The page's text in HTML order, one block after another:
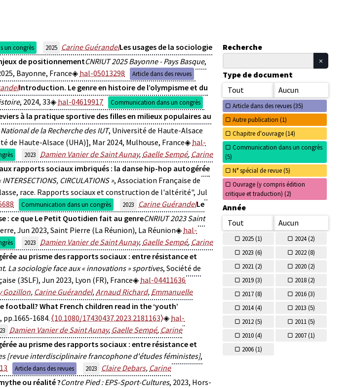
un congrès 2025 Carine GuérandelLes usages de la sociologie
de positionnementCNRIUT 2025 Bayonne - Pays Basque,
Bayonne, France
hal-05013298
Article dans des revues
Introduction. Le genre en histoire de l’olympisme et du
, 2024, 33 hal-04619917
Communication dans un congrès
à la pratique sportive des filles en milieux populaires au
de la Recherche des IUT, Université de Haute-Alsace
de Haute-Alsace (UHA)], Mar 2024, Mulhouse, France
hal-
2023 Damien Vanier de Saint Aunay, Gaelle Sempé, Carine
rapports sociaux imbriqués : la danse hip-hop autogérée
INTERSECTIONS, CIRCULATIONS », Association Française de
race. Rapports sociaux et construction de l'altérité", Jul
Communication dans un congrès 2023 Carine GuérandelLe
: ce que Le Petit Quotidien fait au genreCNRIUT 2023 Saint
Jun 2023, Saint Pierre (La Réunion), La Réunion
hal-
2023 Damien Vanier de Saint Aunay, Gaelle Sempé, Carine
au prisme des rapports sociaux : entre résistance et
La sociologie face aux « innovations » sportives, Société de
(3SLF), Jun 2023, Lyon (FR), France
hal-04411636
Gozillon, Carine Guérandel,Arnaud Richard, Emmanuelle
What French children read in the ‘youth’
pp.1665-1684. ⟨10.1080/17430437.2023.2181163⟩
hal-
Damien Vanier de Saint Aunay, Gaelle Sempé, Carine
au prisme des rapports sociaux : entre résistance et
[revue interdisciplinaire francophone d'études féministes],
Article dans des revues 2023 Claire Debars, Carine
ou réalité ?Contre Pied : EPS-Sport-Cultures, 2023, Hors-
Recherche
Type de document
Tout
Aucun
Article dans des revues (35)
Autre publication (1)
Chapitre d'ouvrage (14)
Communication dans un congrès
(5)
N° spécial de revue (5)
Ouvrage (y compris édition
critique et traduction) (2)
Année
Tout
Aucun
2025 (1) 2024 (2)
2023 (6) 2022 (8)
2021 (2) 2020 (2)
2019 (3) 2018 (2)
2017 (8) 2016 (3)
2014 (4) 2013 (5)
2012 (5) 2011 (5)
2010 (4) 2007 (1)
2006 (1)